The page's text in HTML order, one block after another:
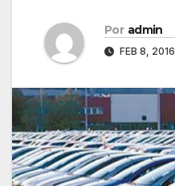
Por admin
FEB 8, 2016